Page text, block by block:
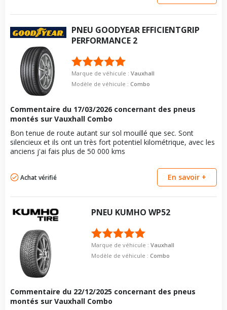
PNEU GOODYEAR EFFICIENTGRIP
PERFORMANCE 2
Marque de véhicule :Vauxhall
Modèle de véhicule :Combo
Commentaire du 17/03/2026 concernant des pneus
montés sur Vauxhall Combo
Bon tenue de route autant sur sol mouillé que sec. Sont
silencieux et ils ont un très fort potentiel kilométrique, avec les
anciens j'ai fais plus de 50 000 kms
Achat vérifié En savoir +
PNEU KUMHO WP52
Marque de véhicule : Vauxhall
Modèle de véhicule : Combo
Commentaire du 22/12/2025 concernant des pneus
montés sur Vauxhall Combo